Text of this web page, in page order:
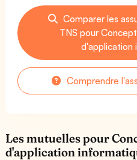
Comparer les
TNS pour
d'application
Comprendre
Les mutuelles pour
d'application